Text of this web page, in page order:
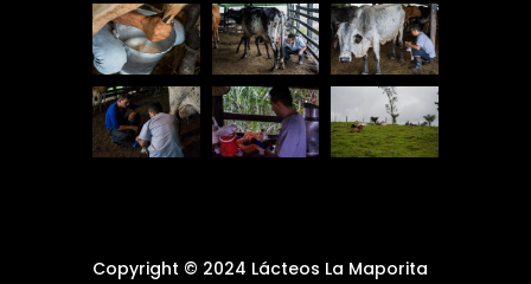
Copyright © 2024 Lácteos La Maporita